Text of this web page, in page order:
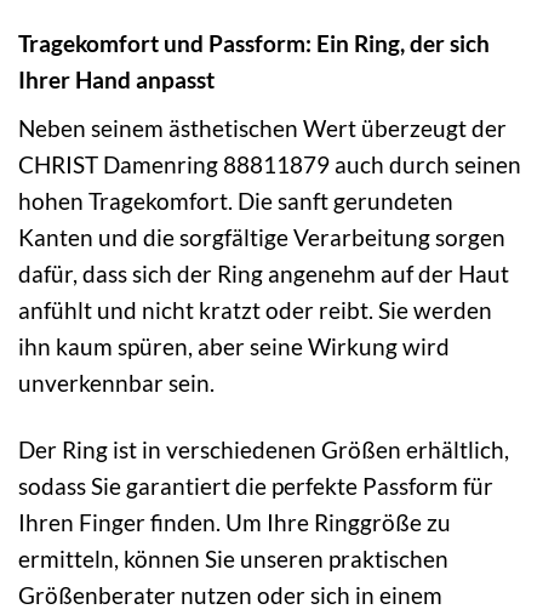
Tragekomfort und Passform: Ein Ring, der sich
Ihrer Hand anpasst
Neben seinem ästhetischen Wert überzeugt der
CHRIST Damenring 88811879 auch durch seinen
hohen Tragekomfort. Die sanft gerundeten
Kanten und die sorgfältige Verarbeitung sorgen
dafür, dass sich der Ring angenehm auf der Haut
anfühlt und nicht kratzt oder reibt. Sie werden
ihn kaum spüren, aber seine Wirkung wird
unverkennbar sein.
Der Ring ist in verschiedenen Größen erhältlich,
sodass Sie garantiert die perfekte Passform für
Ihren Finger finden. Um Ihre Ringgröße zu
ermitteln, können Sie unseren praktischen
Größenberater nutzen oder sich in einem